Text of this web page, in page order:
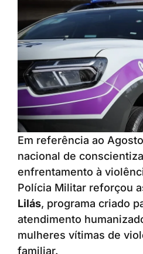
Em referência ao
nacional de
enfrentamento à
Polícia Militar reforçou
Lilás, programa criado
atendimento
mulheres vítimas de
familiar.